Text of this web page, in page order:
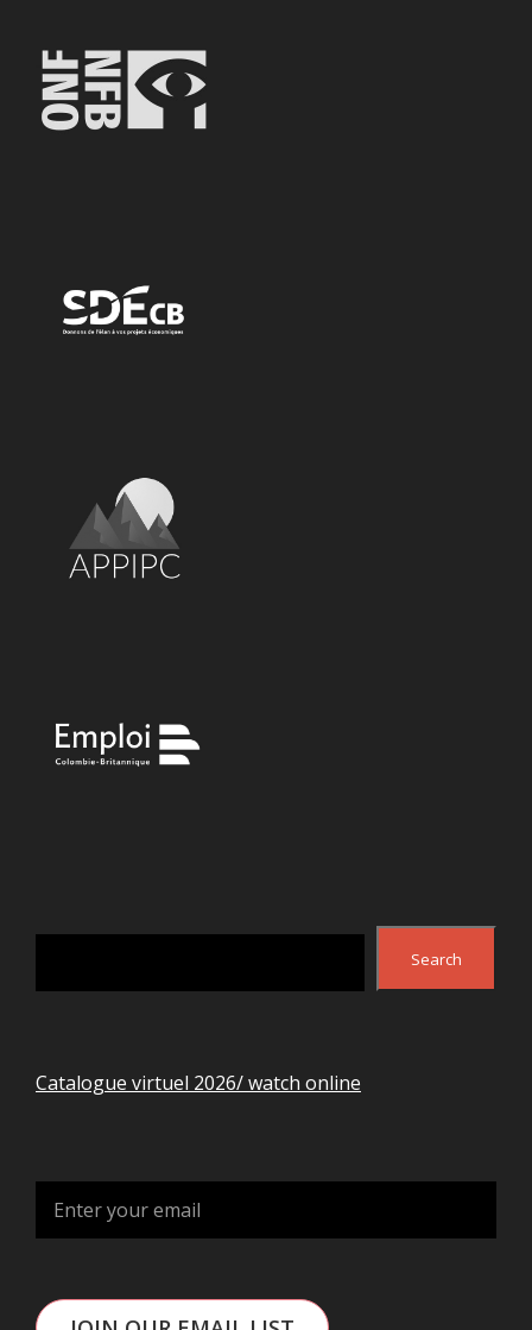
Search
Search
Catalogue virtuel 2026/ watch online